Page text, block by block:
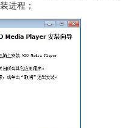
进程；